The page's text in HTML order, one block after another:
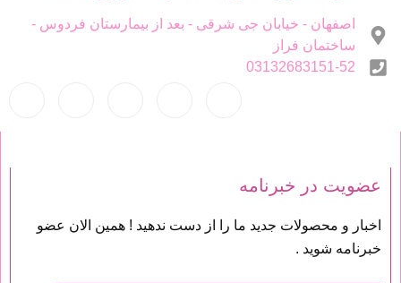
اصفهان - خیابان جی شرقی - بعد از بیمارستان فردوس -
ساختمان فراز
03132683151-52
عضویت در خبرنامه
اخبار و محصولات جدید ما را از دست ندهید ! همین الان عضو
خبرنامه شوید .